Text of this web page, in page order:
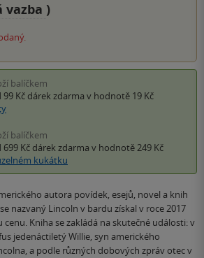
vazba )
balíčkem
Kč dárek zdarma v hodnotě 19 Kč
balíčkem
Kč dárek zdarma v hodnotě 249 Kč
kukátku
autora povídek, esejů, novel a knih
nazvaný Lincoln v bardu získal v roce 2017
Kniha se zakládá na skutečné události: v
jedenáctiletý Willie, syn amerického
a podle různých dobových zpráv otec v